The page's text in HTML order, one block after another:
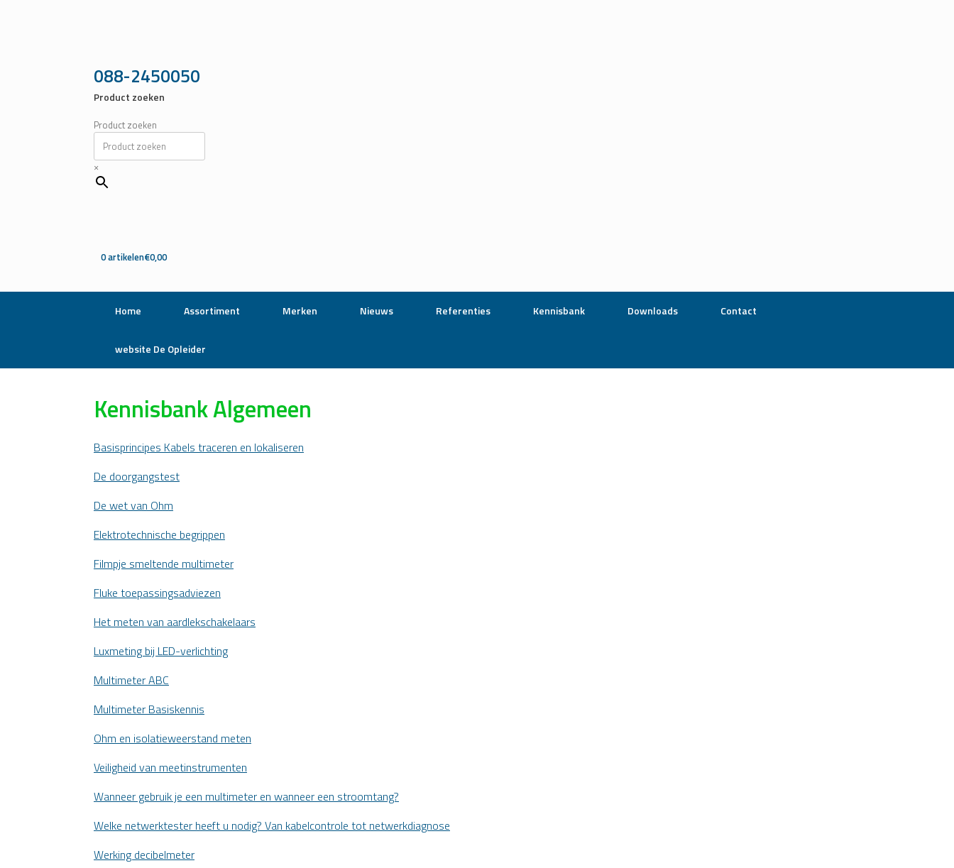
088-2450050
Product zoeken
Product zoeken
×
0 artikelen€0,00
Home Assortiment Merken Nieuws Referenties Kennisbank Downloads Contact
website De Opleider
Kennisbank Algemeen
Basisprincipes Kabels traceren en lokaliseren
De doorgangstest
De wet van Ohm
Elektrotechnische begrippen
Filmpje smeltende multimeter
Fluke toepassingsadviezen
Het meten van aardlekschakelaars
Luxmeting bij LED-verlichting
Multimeter ABC
Multimeter Basiskennis
Ohm en isolatieweerstand meten
Veiligheid van meetinstrumenten
Wanneer gebruik je een multimeter en wanneer een stroomtang?
Welke netwerktester heeft u nodig? Van kabelcontrole tot netwerkdiagnose
Werking decibelmeter